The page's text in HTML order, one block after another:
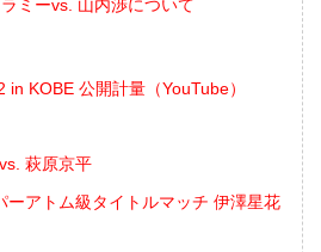
ミーvs. 山内渉について
KOBE 公開計量（YouTube）
萩原京平
ーアトム級タイトルマッチ 伊澤星花